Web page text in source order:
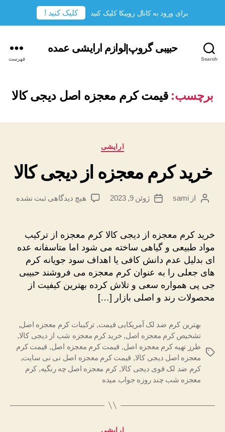
Search
حبیبی گروپ|لوازم ارایشی عمده
فهرست
برچسب: قیمت کرم معجزه اصل دیجی کالا
دسته‌ها
ارایشی
خرید کرم معجزه از دیجی کالا
نویسندهٔ
ازsami
تاریخژوئن 9, 2023 هیچ دیدگاهیبرای
معجزه
از
دیجی
کالا
ثبت نشده
خرید کرم معجزه از دیجی کالا کرم معجزه از ترکیب
مواد طبیعی و گیاهی ساخته می شود اما متاسفانه عده
ای بدلیل عدم دانش کافی یا اهداف سود جویانه کرم
های جعلی را به عنوان کرم معجزه می فروشند حبیبی
جی پی همواره سعی و تلاش کرده بهترین کیفیت از
محصولات رند و اصلی بازار […]
برچسب‌ها
بهترین کرم ضد لک آمریکایی قیمت, ترکیبات کرم معجزه اصل,
تشخیص کرم معجزه اصل, خرید کرم معجزه شب از دیجی کالا,
طرز تهیه کرم معجزه اصل, قیمت کرم معجزه اصل, قیمت کرم
معجزه اصل دیجی کالا, قیمت کرم معجزه اصل نی نی سایت,
کرم ضد لک قوی دیجی کالا, کرم معجزه اصل چه رنگیه, کرم
معجزه شب چند روزه جواب میده
دسته‌ها
ارایشی
برای ورود به کانال روبیکا کلیک کنید کلیک کنید !